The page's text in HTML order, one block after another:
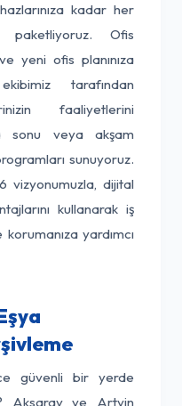
kadar her
Ofis
yeni ofis planınıza
tarafından
faaliyetlerini
sonu veya akşam
sunuyoruz.
vizyonumuzla, dijital
kullanarak iş
yardımcı
güvenli bir yerde
Aksaray ve Artvin